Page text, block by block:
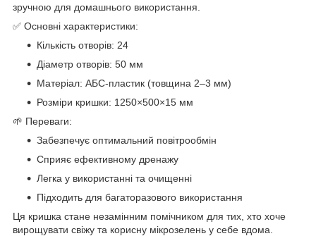
зручною для домашнього використання.
✅ Основні характеристики:
Кількість отворів: 24
Діаметр отворів: 50 мм
Матеріал: АБС-пластик (товщина 2–3 мм)
Розміри кришки: 1250×500×15 мм
🌱 Переваги:
Забезпечує оптимальний повітрообмін
Сприяє ефективному дренажу
Легка у використанні та очищенні
Підходить для багаторазового використання
Ця кришка стане незамінним помічником для тих, хто хоче
вирощувати свіжу та корисну мікрозелень у себе вдома.